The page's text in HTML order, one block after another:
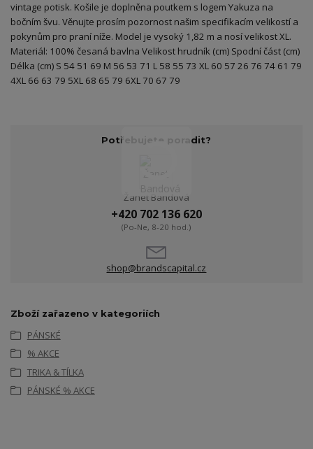
vintage potisk. Košile je doplněna poutkem s logem Yakuza na
bočním švu. Věnujte prosím pozornost našim specifikacím velikostí a
pokynům pro praní níže. Model je vysoký 1,82 m a nosí velikost XL.
Materiál: 100% česaná bavlna Velikost hrudník (cm) Spodní část (cm)
Délka (cm) S 54 51 69 M 56 53 71 L 58 55 73 XL 60 57 26 76 74 61 79
4XL 66 63 79 5XL 68 65 79 6XL 70 67 79
Potřebujete poradit?
Žanet Bandová
+420 702 136 620
(Po-Ne, 8-20 hod.)
shop@brandscapital.cz
Zboží zařazeno v kategoriích
PÁNSKÉ
% AKCE
TRIKA & TÍLKA
PÁNSKÉ % AKCE